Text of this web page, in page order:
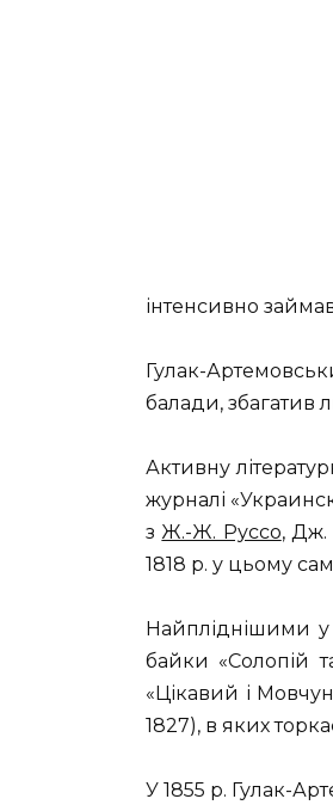
інтенсивно
Гулак-
балади, збагатив
Активну
журналі
з Ж.-Ж. Руссо, Дж.
1818 р. у цьому
Найпліднішими у
байки «Солопій
«Цікавий і
1827), в яких
У 1855 р. Гулак-